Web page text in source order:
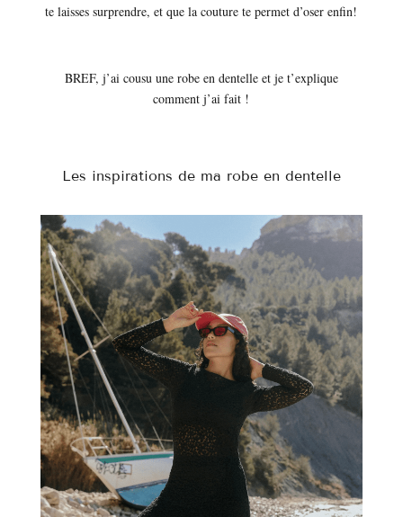
te laisses surprendre, et que la couture te permet d’oser enfin!
BREF, j’ai cousu une robe en dentelle et je t’explique
comment j’ai fait !
Les inspirations de ma robe en dentelle